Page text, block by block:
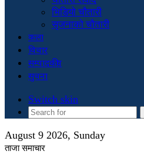
भिडियो चौतारी
सृजनाको चौतारी
कला
विचार
सम्पादकीय
सुचना
Switch skin
August 9 2026, Sunday
ताजा समाचार